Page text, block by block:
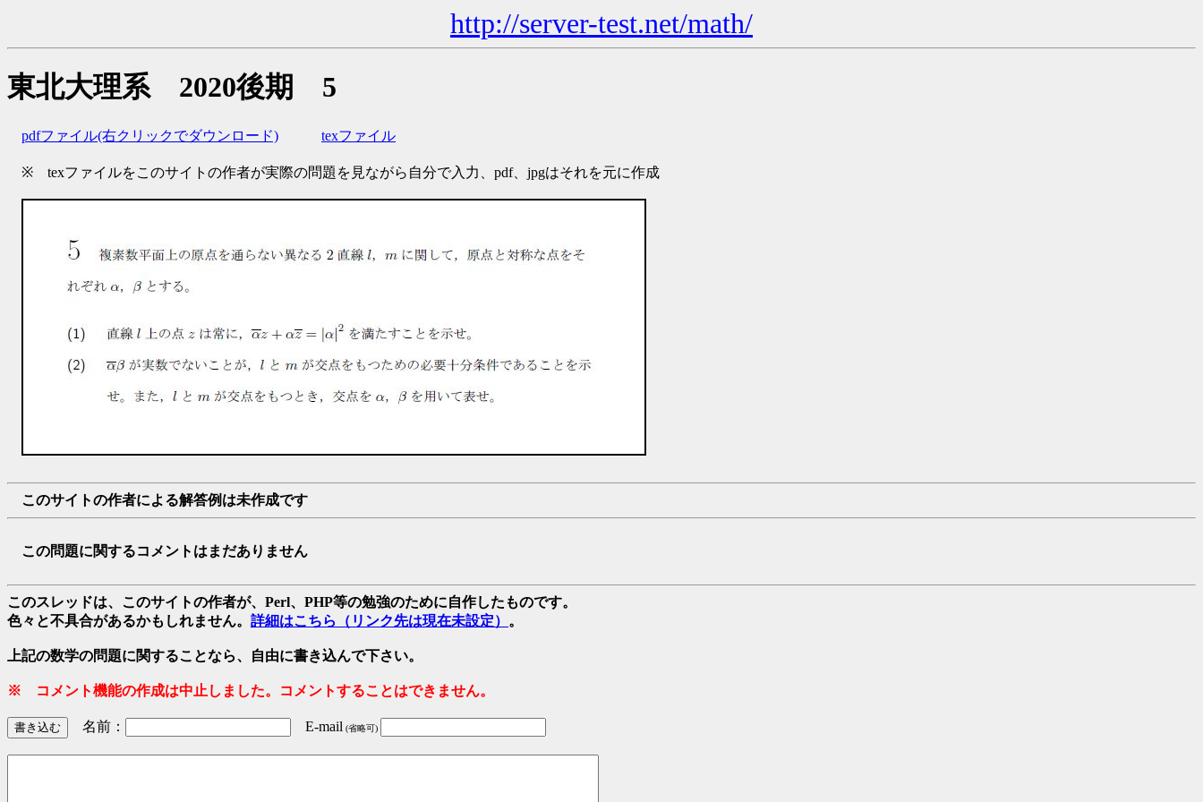
http://server-test.net/math/
東北大理系 2020後期 5
pdfファイル(右クリックでダウンロード) texファイル
※ texファイルをこのサイトの作者が実際の問題を見ながら自分で入力、pdf、jpgはそれを元に作成
このサイトの作者による解答例は未作成です
この問題に関するコメントはまだありません
このスレッドは、このサイトの作者が、Perl、PHP等の勉強のために自作したものです。
色々と不具合があるかもしれません。 詳細はこちら（リンク先は現在未設定） 。
上記の数学の問題に関することなら、自由に書き込んで下さい。
※ コメント機能の作成は中止しました。コメントすることはできません。
名前： E-mail (省略可)